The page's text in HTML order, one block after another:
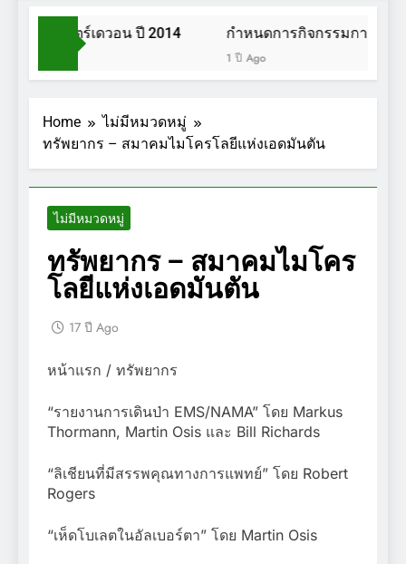
กษศาสตร์เดวอน ปี 2014 กำหนดการกิจกรรมการเดินป่
1 ปี Ago
Home
ไม่มีหมวดหมู่
ทรัพยากร – สมาคมไมโครโลยีแห่งเอดมันตัน
ไม่มีหมวดหมู่
ทรัพยากร – สมาคมไมโคร
โลยีแห่งเอดมันตัน
17 ปี Ago
หน้าแรก / ทรัพยากร
“รายงานการเดินป่า EMS/NAMA” โดย Markus
Thormann, Martin Osis และ Bill Richards
“ลิเชียนที่มีสรรพคุณทางการแพทย์” โดย Robert
Rogers
“เห็ดโบเลตในอัลเบอร์ตา” โดย Martin Osis